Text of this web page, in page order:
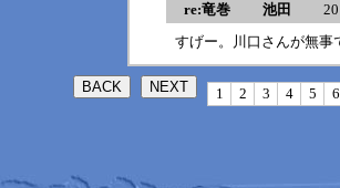
re:竜巻 池田
すげー。川口さんが無事
1 2 3 4 5 6